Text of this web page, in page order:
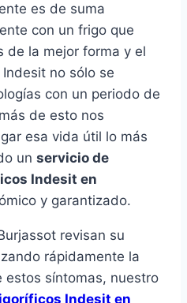
es de suma
con un frigo que
de la mejor forma y el
no sólo se
con un periodo de
de esto nos
esa vida útil lo más
un servicio de
Indesit en
y garantizado.
revisan su
rápidamente la
estos síntomas, nuestro
Indesit en